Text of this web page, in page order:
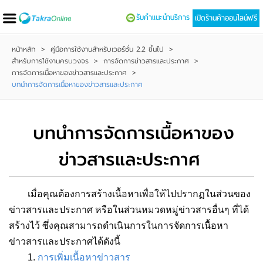
เปิดร้านค้าออนไลน์ฟรี
รับคำแนะนำบริการ
หน้าหลัก > คู่มือการใช้งานสำหรับเวอร์ชั่น 2.2 ขึ้นไป >
สำหรับการใช้งานครบวงจร > การจัดการข่าวสารและประกาศ >
การจัดการเนื้อหาของข่าวสารและประกาศ >
บทนำการจัดการเนื้อหาของข่าวสารและประกาศ
บทนำการจัดการเนื้อหาของ
ข่าวสารและประกาศ
เมื่อคุณต้องการสร้างเนื้อหาเพื่อให้ไปปรากฏในส่วนของ
ข่าวสารและประกาศ หรือในส่วนหมวดหมู่ข่าวสารอื่นๆ ที่ได้
สร้างไว้ ซึ่งคุณสามารถดำเนินการในการจัดการเนื้อหา
ข่าวสารและประกาศได้ดังนี้
1. การเพิ่มเนื้อหาข่าวสาร